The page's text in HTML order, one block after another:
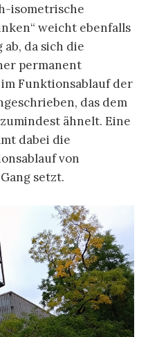
isometrische
weicht ebenfalls
da sich die
permanent
Funktionsablauf der
das dem
ähnelt. Eine
dabei die
von
setzt.